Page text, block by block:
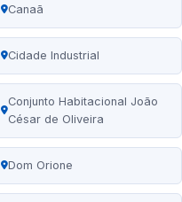
Canaã
Cidade Industrial
Conjunto Habitacional João
César de Oliveira
Dom Orione